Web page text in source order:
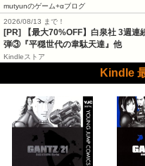
mutyunのゲーム+αブログ
2026/08/13 まで！
[PR]
【最大70%OFF】白泉社 3週
弾③『平穏世代の韋駄天達』他
Kindleストア
Kindle